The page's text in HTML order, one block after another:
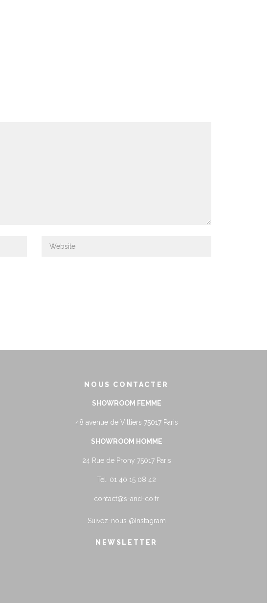
NOUS CONTACTER
SHOWROOM FEMME
48 avenue de Villiers 75017 Paris
SHOWROOM HOMME
24 Rue de Prony 75017 Paris
Tel. 01 40 15 08 42
contact@s-and-co.fr
Suivez-nous @Instagram
NEWSLETTER